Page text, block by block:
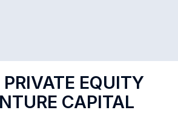
EQUITY
CAPITAL